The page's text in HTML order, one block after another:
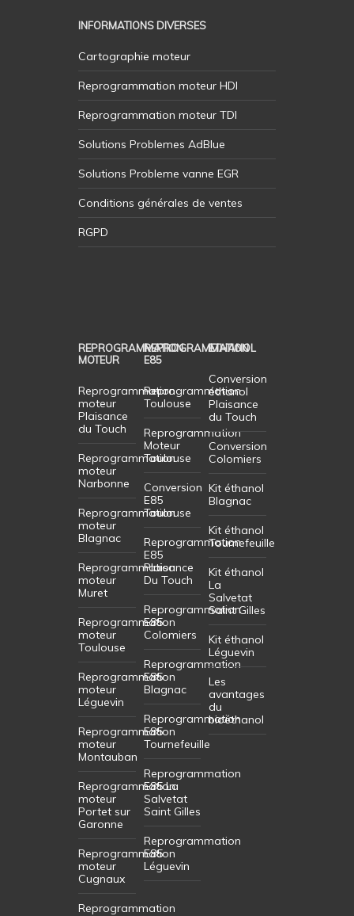
INFORMATIONS DIVERSES
Cartographie moteur
Reprogrammation moteur HDI
Reprogrammation moteur TDI
Solutions Problemes AdBlue
Solutions Probleme vanne EGR
Conditions générales de ventes
RGPD
REPROGRAMMATION
MOTEUR
Reprogrammation
moteur
Plaisance
du Touch
Reprogrammation
moteur
Narbonne
Reprogrammation
moteur
Blagnac
Reprogrammation
moteur
Muret
Reprogrammation
moteur
Toulouse
Reprogrammation
moteur
Léguevin
Reprogrammation
moteur
Montauban
Reprogrammation
moteur
Portet sur
Garonne
Reprogrammation
moteur
Cugnaux
Reprogrammation
REPROGRAMMATION
E85
Reprogrammation
Toulouse
Reprogrammation
Moteur
Toulouse
Conversion
E85
Toulouse
Reprogrammation
E85
Plaisance
Du Touch
Reprogrammation
E85
Colomiers
Reprogrammation
E85
Blagnac
Reprogrammation
E85
Tournefeuille
Reprogrammation
E85 La
Salvetat
Saint Gilles
Reprogrammation
E85
Léguevin
ETHANOL
Conversion
éthanol
Plaisance
du Touch
Conversion
Colomiers
Kit éthanol
Blagnac
Kit éthanol
Tournefeuille
Kit éthanol
La
Salvetat
Saint Gilles
Kit éthanol
Léguevin
Les
avantages
du
bioéthanol